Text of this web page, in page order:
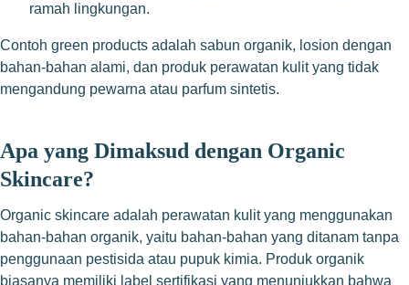
ramah lingkungan.
Contoh green products adalah sabun organik, losion dengan
bahan-bahan alami, dan produk perawatan kulit yang tidak
mengandung pewarna atau parfum sintetis.
Apa yang Dimaksud dengan Organic
Skincare?
Organic skincare adalah perawatan kulit yang menggunakan
bahan-bahan organik, yaitu bahan-bahan yang ditanam tanpa
penggunaan pestisida atau pupuk kimia. Produk organik
biasanya memiliki label sertifikasi yang menunjukkan bahwa